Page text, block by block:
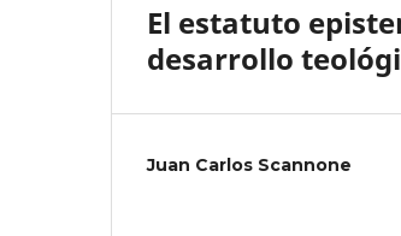
El estatuto
desarrollo
Juan Carlos Scannone